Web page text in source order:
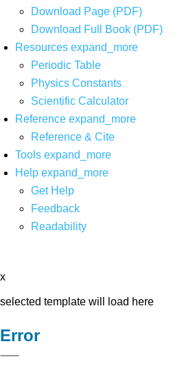
Download Page (PDF)
Download Full Book (PDF)
Resources expand_more
Periodic Table
Physics Constants
Scientific Calculator
Reference expand_more
Reference & Cite
Tools expand_more
Help expand_more
Get Help
Feedback
Readability
x
selected template will load here
Error